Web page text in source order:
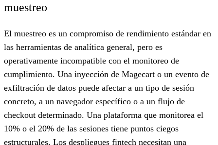
muestreo
El muestreo es un compromiso de rendimiento estándar en
las herramientas de analítica general, pero es
operativamente incompatible con el monitoreo de
cumplimiento. Una inyección de Magecart o un evento de
exfiltración de datos puede afectar a un tipo de sesión
concreto, a un navegador específico o a un flujo de
checkout determinado. Una plataforma que monitorea el
10% o el 20% de las sesiones tiene puntos ciegos
estructurales. Los despliegues fintech necesitan una